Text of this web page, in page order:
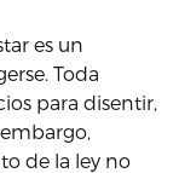
es un
Toda
para disentir,
de la ley no